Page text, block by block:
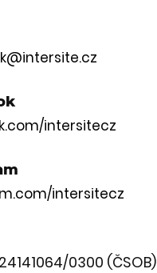
intersitecz
intersitecz
0300 (ČSOB)